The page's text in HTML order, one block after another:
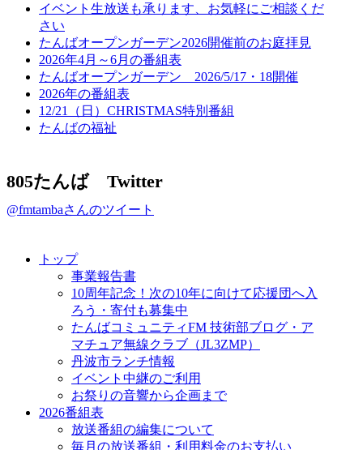
イベント生放送も承ります、お気軽にご相談くだ
さい
たんばオープンガーデン2026開催前のお庭拝見
2026年4月～6月の番組表
たんばオープンガーデン 2026/5/17・18開催
2026年の番組表
12/21（日）CHRISTMAS特別番組
たんばの福祉
805たんば Twitter
@fmtambaさんのツイート
トップ
事業報告書
10周年記念！次の10年に向けて応援団へ入
ろう・寄付も募集中
たんばコミュニティFM 技術部ブログ・ア
マチュア無線クラブ（JL3ZMP）
丹波市ランチ情報
イベント中継のご利用
お祭りの音響から企画まで
2026番組表
放送番組の編集について
毎月の放送番組・利用料金のお支払い